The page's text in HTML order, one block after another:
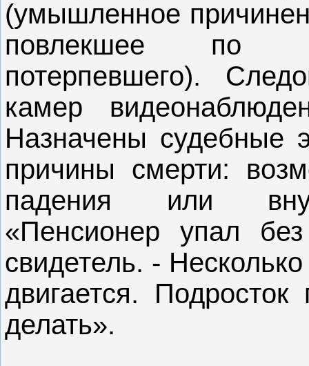
(умышленное
повлекшее по
потерпевшего).
камер
Назначены судебные
причины смерти:
падения или
«Пенсионер упал
свидетель. -
двигается.
делать».